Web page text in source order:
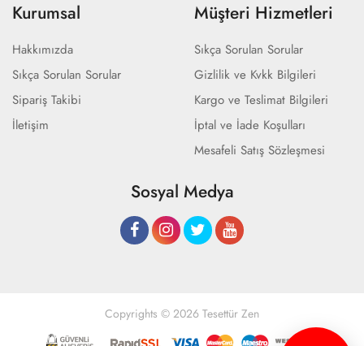
Kurumsal
Hakkımızda
Sıkça Sorulan Sorular
Sipariş Takibi
İletişim
Müşteri Hizmetleri
Sıkça Sorulan Sorular
Gizlilik ve Kvkk Bilgileri
Kargo ve Teslimat Bilgileri
İptal ve İade Koşulları
Mesafeli Satış Sözleşmesi
Sosyal Medya
Copyrights © 2026 Tesettür Zen